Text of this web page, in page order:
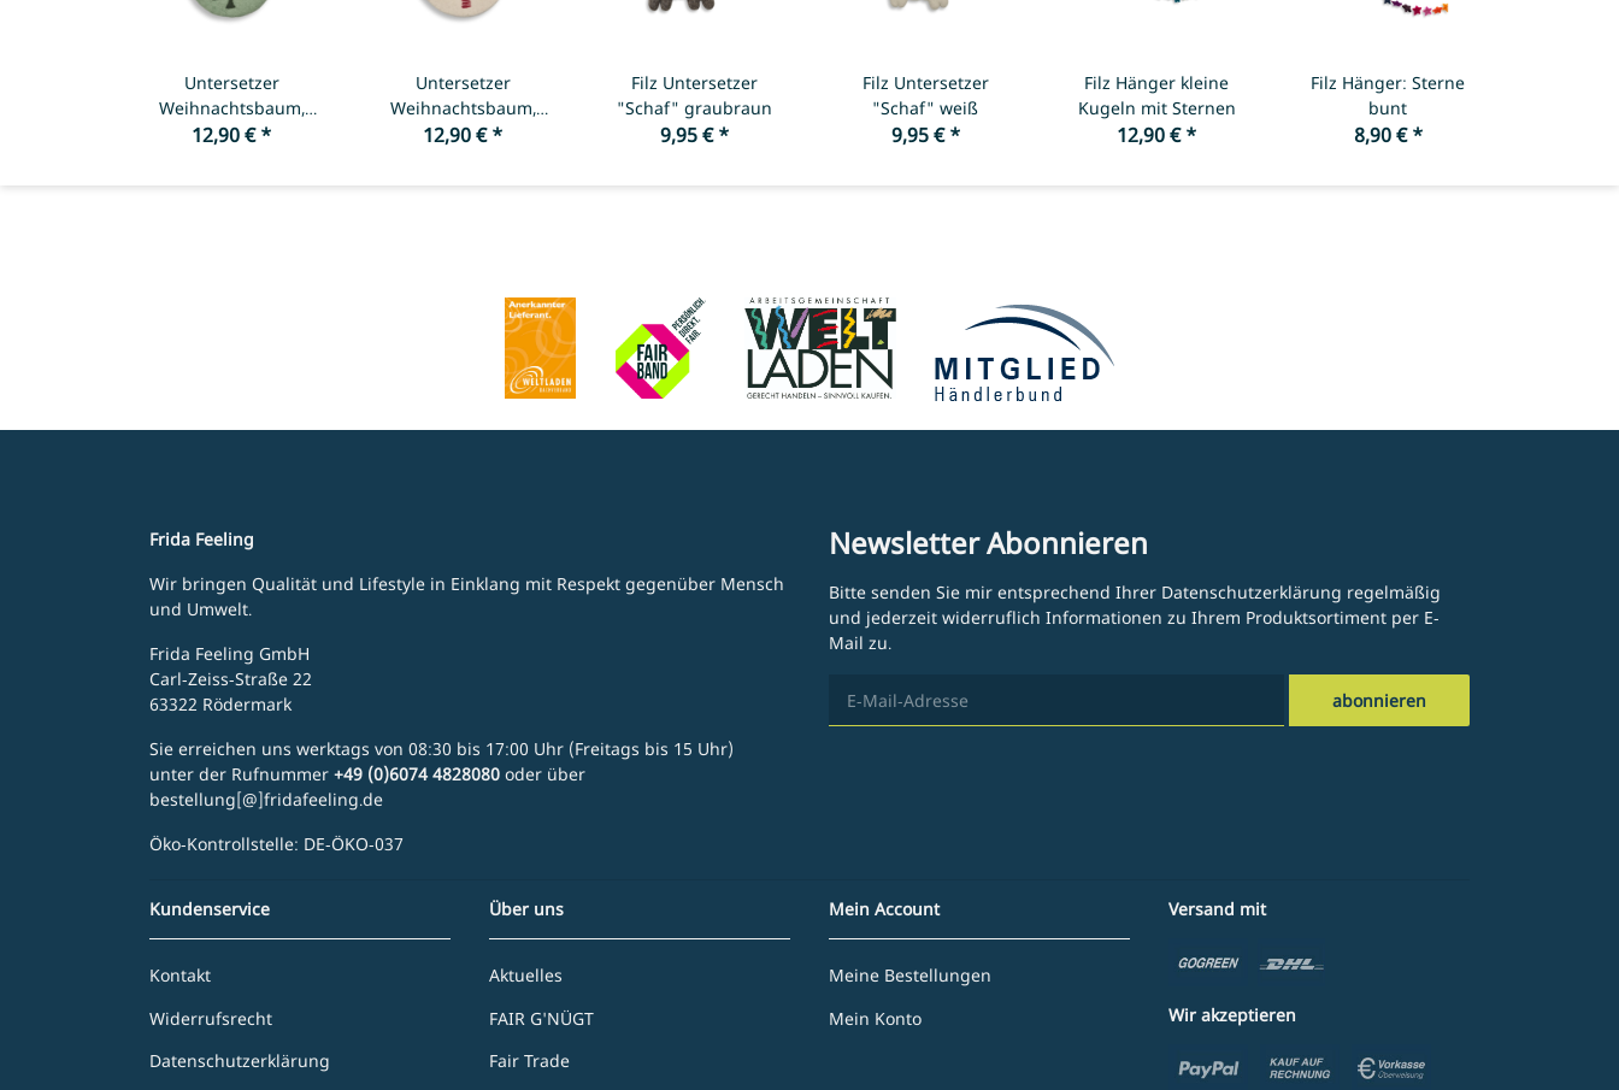
Untersetzer
Weihnachtsbaum,
Hellgrün
12,90 €*
Untersetzer
Weihnachtsbaum,
Naturweiss 2
12,90 €*
Filz Untersetzer
"Schaf" graubraun
9,95 €*
Filz Untersetzer
"Schaf" weiß
9,95 €*
Filz Hänger kleine
Kugeln mit Sternen
12,90 €*
Filz Hänger: Sterne
bunt
8,90 €*
Frida Feeling
Wir bringen Qualität und Lifestyle in Einklang mit Respekt gegenüber Mensch
und Umwelt.
Frida Feeling GmbH
Carl-Zeiss-Straße 22
63322 Rödermark
Sie erreichen uns werktags von 08:30 bis 17:00 Uhr (Freitags bis 15 Uhr)
unter der Rufnummer +49 (0)6074 4828080 oder über
bestellung[@]fridafeeling.de
Öko-Kontrollstelle: DE-ÖKO-037
Newsletter Abonnieren
Bitte senden Sie mir entsprechend Ihrer Datenschutzerklärung regelmäßig
und jederzeit widerruflich Informationen zu Ihrem Produktsortiment per E-
Mail zu.
abonnieren
Kundenservice
Kontakt
Widerrufsrecht
Datenschutzerklärung
Über uns
Aktuelles
FAIR G'NÜGT
Fair Trade
Mein Account
Meine Bestellungen
Mein Konto
Versand mit
Wir akzeptieren